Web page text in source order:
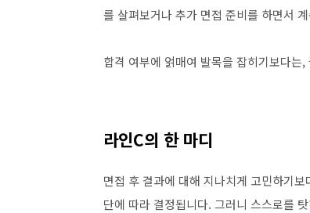
를 살펴보거나 추가 면접 준비를 하면서
합격 여부에 얽매여 발목을 잡히기보다는
라인C의 한 마디
면접 후 결과에 대해 지나치게 고민하기
단에 따라 결정됩니다. 그러니 스스로를